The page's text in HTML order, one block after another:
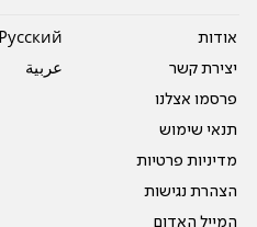
אודות
יצירת קשר
פרסמו אצלנו
תנאי שימוש
מדיניות פרטיות
הצהרת נגישות
המייל האדום
Pусский
عربية